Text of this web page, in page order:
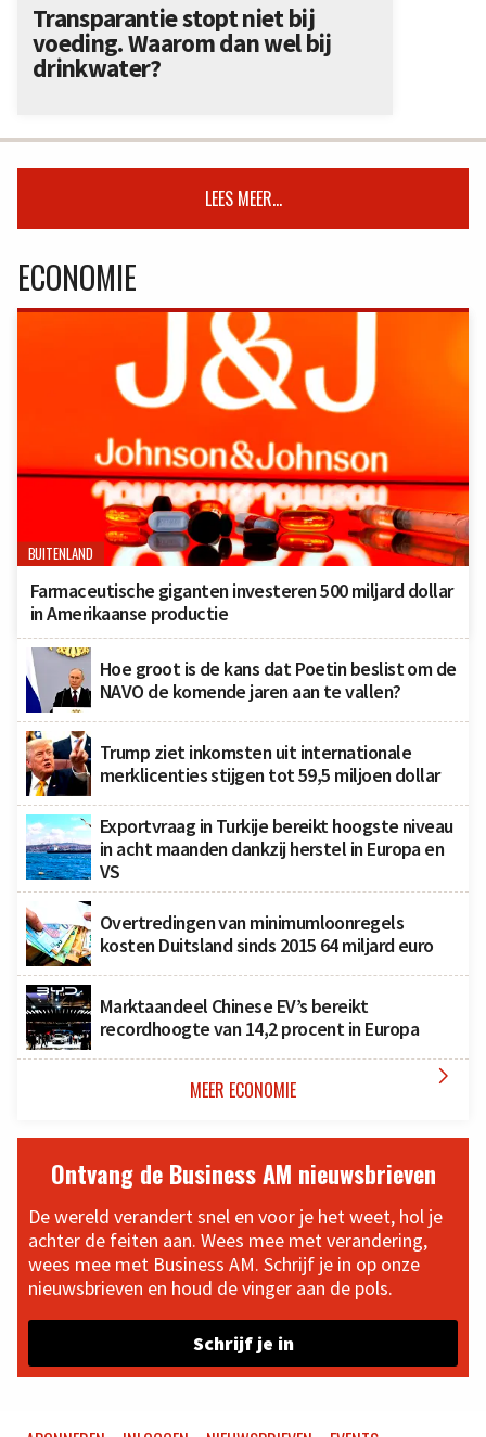
Transparantie stopt niet bij
voeding. Waarom dan wel bij
drinkwater?
LEES MEER...
ECONOMIE
BUITENLAND
Farmaceutische giganten investeren 500 miljard dollar
in Amerikaanse productie
Hoe groot is de kans dat Poetin beslist om de
NAVO de komende jaren aan te vallen?
Trump ziet inkomsten uit internationale
merklicenties stijgen tot 59,5 miljoen dollar
Exportvraag in Turkije bereikt hoogste niveau
in acht maanden dankzij herstel in Europa en
VS
Overtredingen van minimumloonregels
kosten Duitsland sinds 2015 64 miljard euro
Marktaandeel Chinese EV’s bereikt
recordhoogte van 14,2 procent in Europa
MEER ECONOMIE 
Ontvang de Business AM nieuwsbrieven
De wereld verandert snel en voor je het weet, hol je
achter de feiten aan. Wees mee met verandering,
wees mee met Business AM. Schrijf je in op onze
nieuwsbrieven en houd de vinger aan de pols.
Schrijf je in